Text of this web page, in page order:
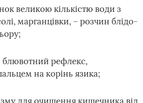
великою кількістю води з
марганцівки, – розчин блідо-
блювотний рефлекс,
на корінь язика;